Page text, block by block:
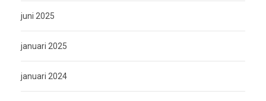
juni 2025
januari 2025
januari 2024